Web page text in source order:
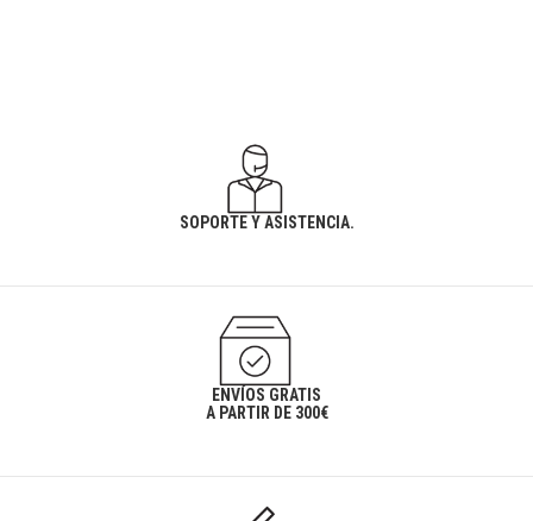
SOPORTE Y ASISTENCIA.
ENVÍOS GRATIS
A PARTIR DE 300€